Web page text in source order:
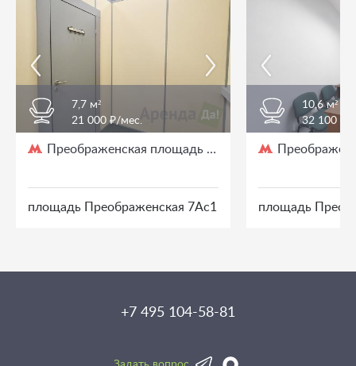
7,7 м²
21 000 ₽/мес.
Преображенская площадь / 3 мин. пешком
площадь Преображенская 7Ас1
10,6 м²
32 100 ₽/
площадь
+7 495 104-58-81